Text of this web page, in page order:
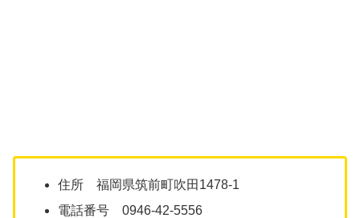
住所 福岡県筑前町吹田1478-1
電話番号 0946-42-5556